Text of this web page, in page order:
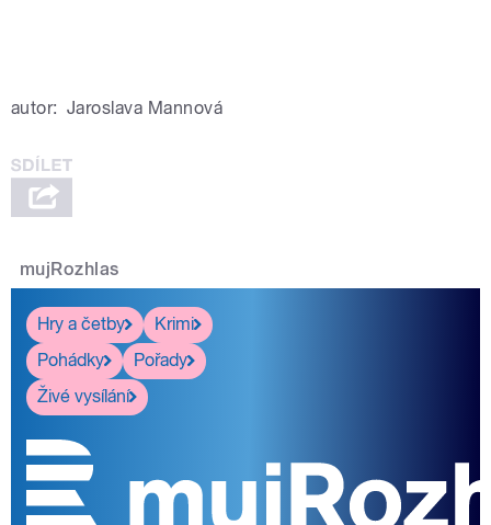
autor: Jaroslava Mannová
mujRozhlas
Hry a četby
Krimi
Pohádky
Pořady
Živé vysílání